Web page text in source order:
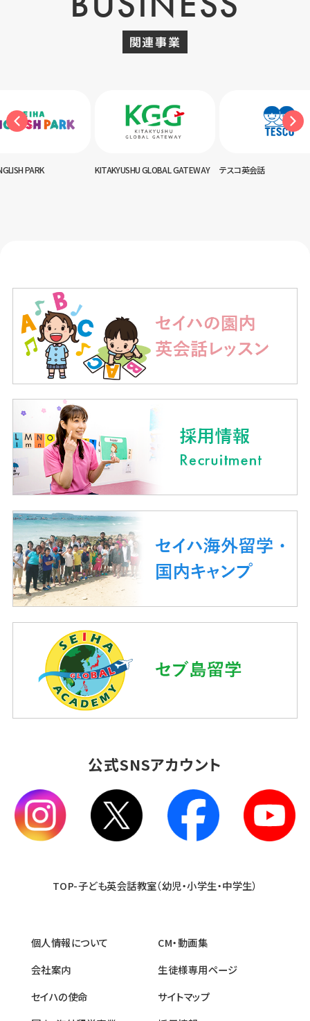
関連事業
PARK KITAKYUSHU GLOBAL GATEWAY テスコ英会話
公式SNSアカウント
TOP-子ども英会話教室（幼児・小学生・中学生）
個人情報について
会社案内
セイハの使命
CM・動画集
生徒様専用ページ
サイトマップ